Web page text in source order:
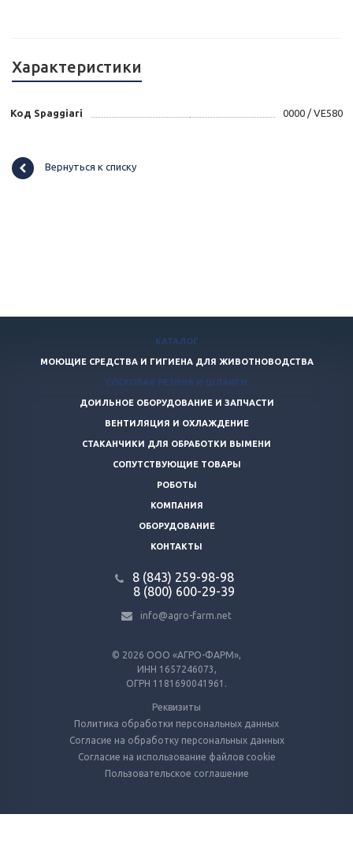
Характеристики
Код Spaggiari 0000 / VE580
Вернуться к списку
© 2026 ООО «АГРО-ФАРМ»,
ИНН 1657246073,
ОГРН 1181690041961.
Реквизиты
Политика обработки персональных данных
Согласие на обработку персональных данных
Согласие на использование файлов cookie
Пользовательское соглашение
КАТАЛОГ
МОЮЩИЕ СРЕДСТВА И ГИГИЕНА ДЛЯ ЖИВОТНОВОДСТВА
СОСКОВАЯ РЕЗИНА И ШЛАНГИ
ДОИЛЬНОЕ ОБОРУДОВАНИЕ И ЗАПЧАСТИ
ВЕНТИЛЯЦИЯ И ОХЛАЖДЕНИЕ
СТАКАНЧИКИ ДЛЯ ОБРАБОТКИ ВЫМЕНИ
СОПУТСТВУЮЩИЕ ТОВАРЫ
РОБОТЫ
КОМПАНИЯ
ОБОРУДОВАНИЕ
КОНТАКТЫ
8 (843) 259-98-98
8 (800) 600-29-39
info@agro-farm.net